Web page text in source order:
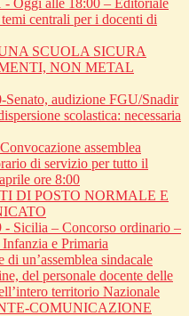
- Oggi alle 18:00 – Editoriale
centrali per i docenti di
SCUOLA SICURA
NON METAL
audizione FGU/Snadir
scolastica: necessaria
assemblea
di servizio per tutto il
ore 8:00
DI POSTO NORMALE E
- Sicilia – Concorso ordinario –
e Primaria
un’assemblea sindacale
del personale docente delle
territorio Nazionale
COMUNICAZIONE